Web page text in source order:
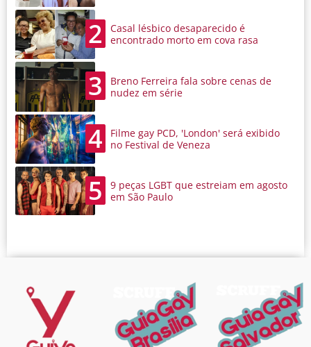
2
Casal lésbico desaparecido é
encontrado morto em cova rasa
3
Breno Ferreira fala sobre cenas de
nudez em série
4
Filme gay PCD, 'London' será exibido
no Festival de Veneza
5
9 peças LGBT que estreiam em agosto
em São Paulo